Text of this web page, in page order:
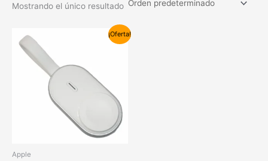
Mostrando el único resultado
¡Oferta!
Apple
original
era:
25,00€. 19,90€.